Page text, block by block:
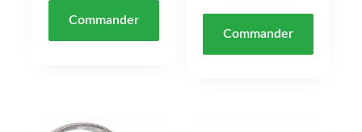
Commander
Commander